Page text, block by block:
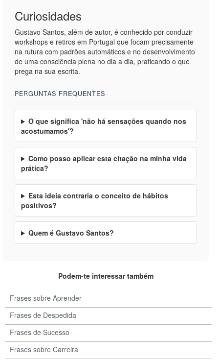
Curiosidades
Gustavo Santos, além de autor, é conhecido por conduzir
workshops e retiros em Portugal que focam precisamente
na rutura com padrões automáticos e no desenvolvimento
de uma consciência plena no dia a dia, praticando o que
prega na sua escrita.
PERGUNTAS FREQUENTES
O que significa 'não há sensações quando nos
acostumamos'?
Como posso aplicar esta citação na minha vida
prática?
Esta ideia contraria o conceito de hábitos
positivos?
Quem é Gustavo Santos?
Podem-te interessar também
Frases sobre Aprender
Frases de Despedida
Frases de Sucesso
Frases sobre Carreira